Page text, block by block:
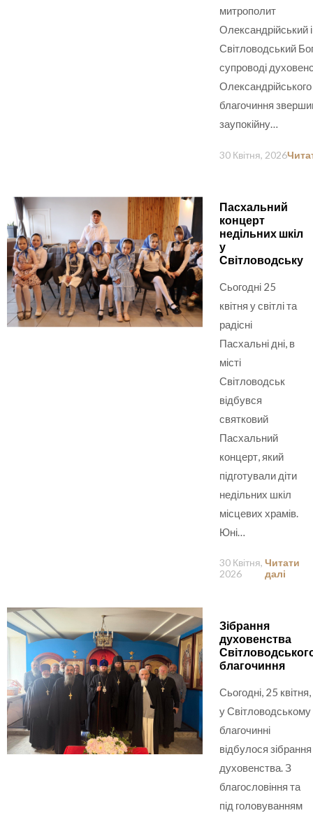
митрополит
Олександрійський і
Світловодський
супроводі
Олександрійського
благочиння
заупокійну…
30 Квітня, 2026
Пасхальний
концерт
недільних шкіл
у
Світловодську
Сьогодні 25
квітня у світлі та
радісні
Пасхальні дні, в
місті
Світловодськ
відбувся
святковий
Пасхальний
концерт, який
підготували діти
недільних шкіл
місцевих храмів.
Юні…
30 Квітня,
2026
Читати
далі
Зібрання
духовенства
благочиння
Сьогодні, 25 квітня,
у Світловодському
благочинні
відбулося зібрання
духовенства. З
благословіння та
під головуванням